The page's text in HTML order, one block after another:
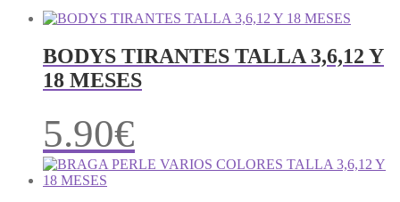
BODYS TIRANTES TALLA 3,6,12 Y
18 MESES
5.90€